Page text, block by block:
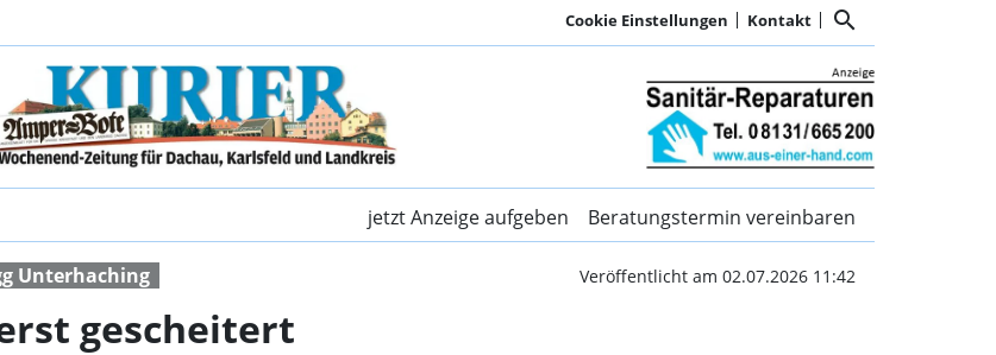
Cookie Einstellungen Kontakt search
Reform vorerst gescheitert |
jetzt Anzeige aufgeben Beratungstermin vereinbaren
Unterhaching Veröffentlicht am 02.07.2026 11:42
gescheitert